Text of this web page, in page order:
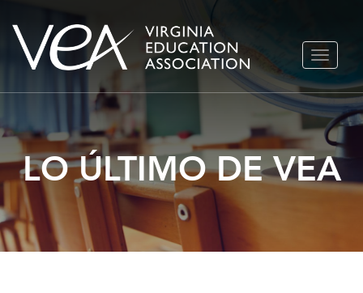
Ir
LO ÚLTIMO DE VEA